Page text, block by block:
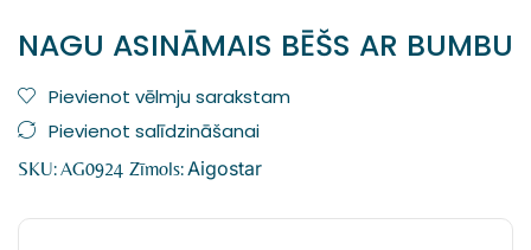
NAGU ASINĀMAIS BĒŠS AR BUMBU
Pievienot vēlmju sarakstam
Pievienot salīdzināšanai
SKU:AG0924 Zīmols:Aigostar